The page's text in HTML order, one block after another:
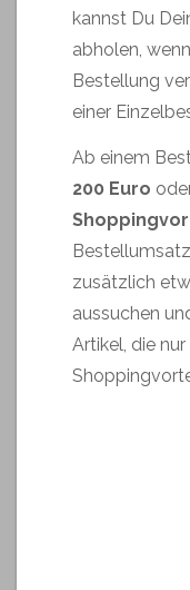
kannst Du
abholen,
Bestellung
einer
Ab einem
200 Euro
zusätzlich
aussuchen
Artikel, die